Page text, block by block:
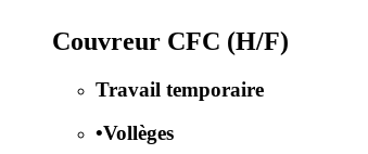
Couvreur CFC (H/F)
Travail temporaire
•Vollèges